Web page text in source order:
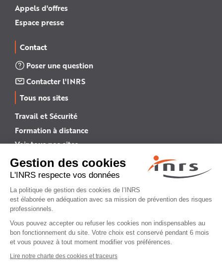
Appels d'offres
Espace presse
Contact
Poser une question
Contacter l'INRS
Tous nos sites
Travail et Sécurité
Formation à distance
Voir tous nos sites →
INRS English
INRS (english version)
Plan du site
Mentions légales
Politique de confidentialité